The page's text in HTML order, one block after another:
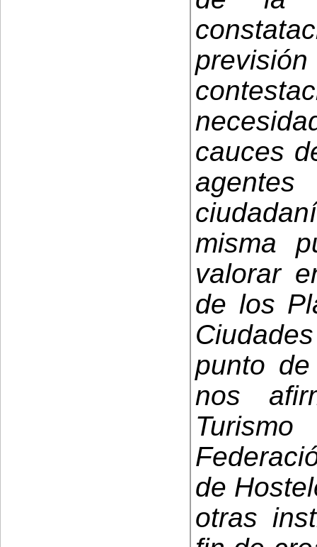
cauces
misma
valorar
de los
punto
nos
de
otras